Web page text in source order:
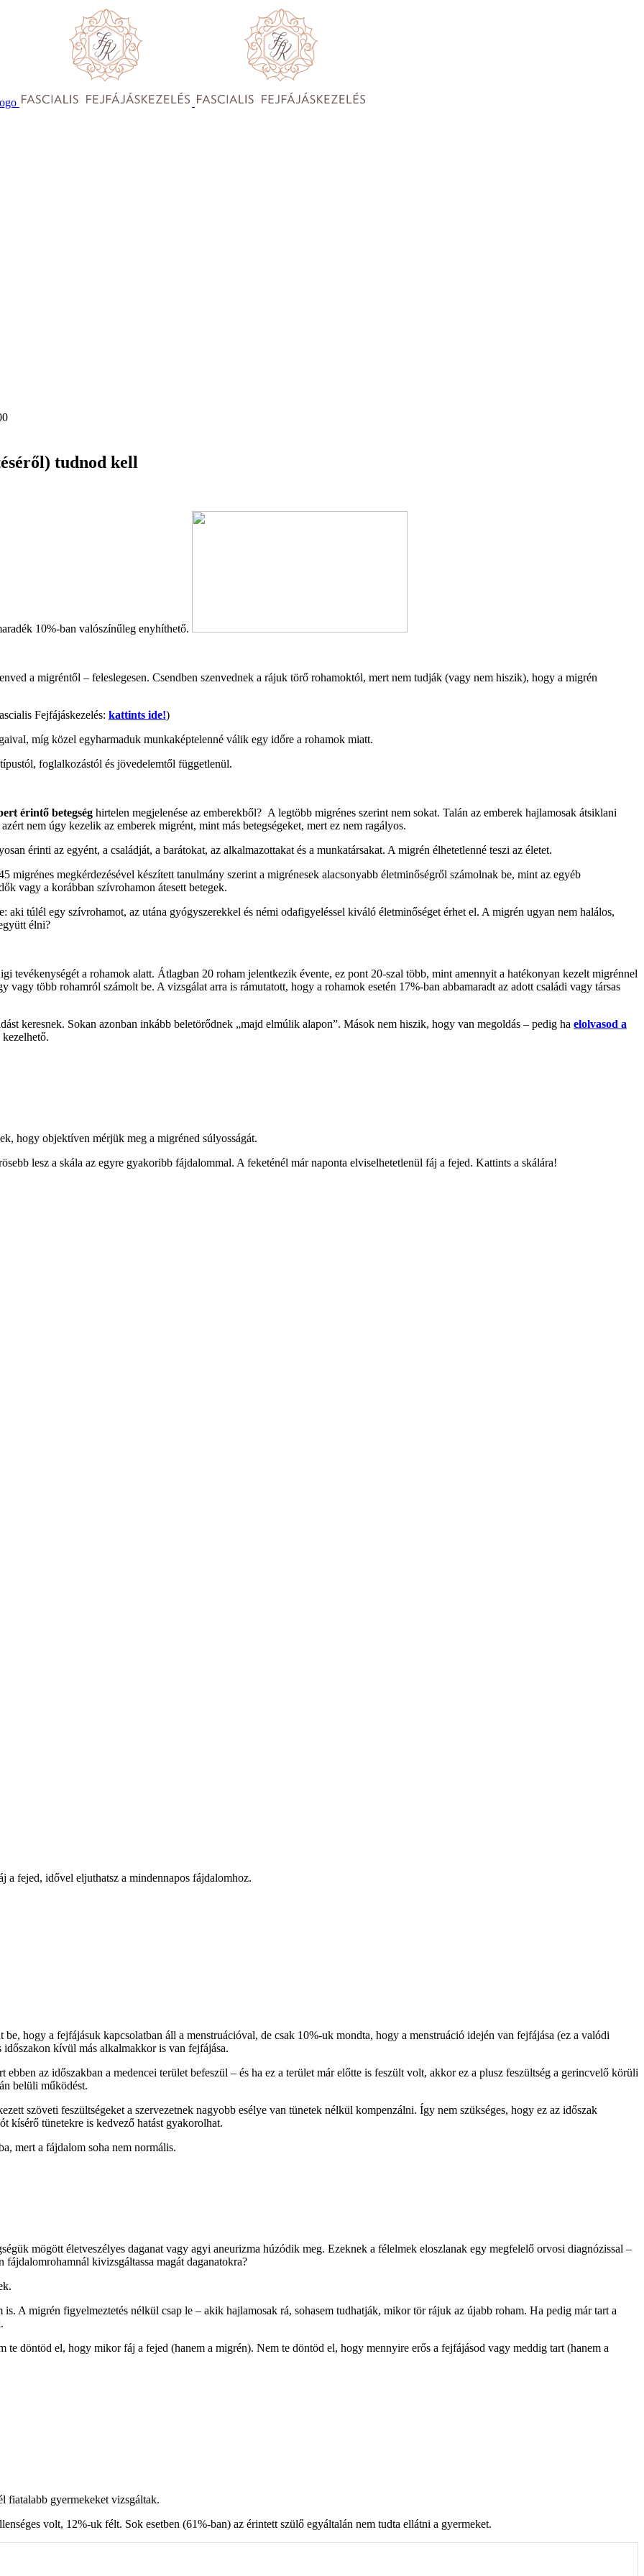
tudnod kell
10%-ban valószínűleg enyhíthető.
a migréntől – feleslegesen. Csendben szenvednek a rájuk törő rohamoktól, mert nem tudják (vagy nem hiszik), hogy a migrén
Fejfájáskezelés: kattints ide!)
míg közel egyharmaduk munkaképtelenné válik egy időre a rohamok miatt.
foglalkozástól és jövedelemtől függetlenül.
érintő betegség hirtelen megjelenése az emberekből? A legtöbb migrénes szerint nem sokat. Talán az emberek hajlamosak átsiklani
nem úgy kezelik az emberek migrént, mint más betegségeket, mert ez nem ragályos.
érinti az egyént, a családját, a barátokat, az alkalmazottakat és a munkatársakat. A migrén élhetetlenné teszi az életet.
migrénes megkérdezésével készített tanulmány szerint a migrénesek alacsonyabb életminőségről számolnak be, mint az egyéb
vagy a korábban szívrohamon átesett betegek.
aki túlél egy szívrohamot, az utána gyógyszerekkel és némi odafigyeléssel kiváló életminőséget érhet el. A migrén ugyan nem halálos,
élni?
tevékenységét a rohamok alatt. Átlagban 20 roham jelentkezik évente, ez pont 20-szal több, mint amennyit a hatékonyan kezelt migrénnel
vagy több rohamról számolt be. A vizsgálat arra is rámutatott, hogy a rohamok esetén 17%-ban abbamaradt az adott családi vagy társas
keresnek. Sokan azonban inkább beletörődnek „majd elmúlik alapon”. Mások nem hiszik, hogy van megoldás – pedig ha elolvasod a
hogy objektíven mérjük meg a migréned súlyosságát.
lesz a skála az egyre gyakoribb fájdalommal. A feketénél már naponta elviselhetetlenül fáj a fejed. Kattints a skálára!
a fejed, idővel eljuthatsz a mindennapos fájdalomhoz.
hogy a fejfájásuk kapcsolatban áll a menstruációval, de csak 10%-uk mondta, hogy a menstruáció idején van fejfájása (ez a valódi
kívül más alkalmakkor is van fejfájása.
az időszakban a medencei terület befeszül – és ha ez a terület már előtte is feszült volt, akkor ez a plusz feszültség a gerincvelő körüli
belüli működést.
szöveti feszültségeket a szervezetnek nagyobb esélye van tünetek nélkül kompenzálni. Így nem szükséges, hogy ez az időszak
kísérő tünetekre is kedvező hatást gyakorolhat.
mert a fájdalom soha nem normális.
mögött életveszélyes daganat vagy agyi aneurizma húzódik meg. Ezeknek a félelmek eloszlanak egy megfelelő orvosi diagnózissal –
kivizsgáltassa magát daganatokra?
A migrén figyelmeztetés nélkül csap le – akik hajlamosak rá, sohasem tudhatják, mikor tör rájuk az újabb roham. Ha pedig már tart a
te döntöd el, hogy mikor fáj a fejed (hanem a migrén). Nem te döntöd el, hogy mennyire erős a fejfájásod vagy meddig tart (hanem a
fiatalabb gyermekeket vizsgáltak.
volt, 12%-uk félt. Sok esetben (61%-ban) az érintett szülő egyáltalán nem tudta ellátni a gyermeket.